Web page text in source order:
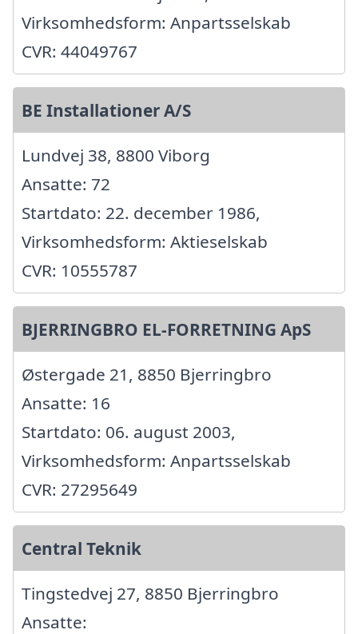
Virksomhedsform: Anpartsselskab
CVR: 44049767
BE Installationer A/S
Lundvej 38, 8800 Viborg
Ansatte: 72
Startdato: 22. december 1986,
Virksomhedsform: Aktieselskab
CVR: 10555787
BJERRINGBRO EL-FORRETNING ApS
Østergade 21, 8850 Bjerringbro
Ansatte: 16
Startdato: 06. august 2003,
Virksomhedsform: Anpartsselskab
CVR: 27295649
Central Teknik
Tingstedvej 27, 8850 Bjerringbro
Ansatte: